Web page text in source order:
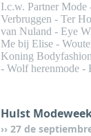
I.c.w. Partner
Verbruggen - Ter
van Nuland - Eye
Me bij Elise -
Koning
- Wolf herenmode -
Hulst
27 de